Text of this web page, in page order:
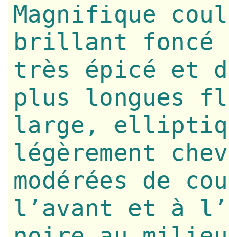
Magnifique
brillant foncé
très épicé et
plus longues
large,
légèrement
modérées de
l’avant et à